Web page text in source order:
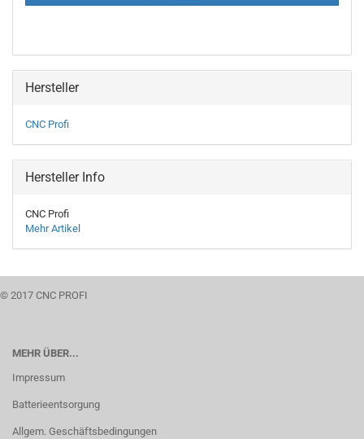
Hersteller
CNC Profi
Hersteller Info
CNC Profi
Mehr Artikel
© 2017 CNC PROFI
MEHR ÜBER...
Impressum
Batterieentsorgung
Allgem. Geschäftsbedingungen